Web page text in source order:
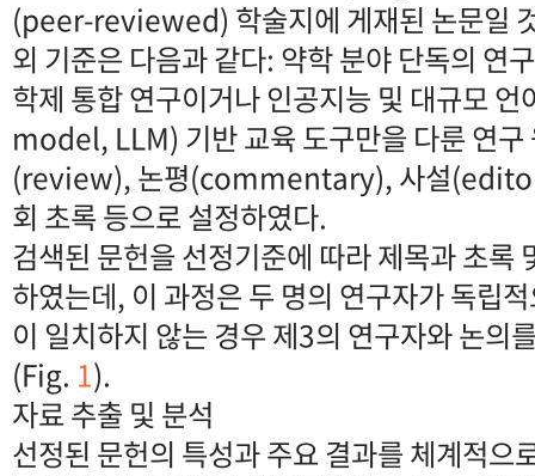
(peer-reviewed) 학술지에 게재된 논문일
외 기준은 다음과 같다: 약학 분야 단독의 연
학제 통합 연구이거나 인공지능 및 대규모
model, LLM) 기반 교육 도구만을 다룬 연구
(review), 논평(commentary), 사설
회 초록 등으로 설정하였다.
검색된 문헌을 선정기준에 따라 제목과 초록
하였는데, 이 과정은 두 명의 연구자가 독립
이 일치하지 않는 경우 제3의 연구자와 논의
(Fig. 1).
자료 추출 및 분석
선정된 문헌의 특성과 주요 결과를 체계적으